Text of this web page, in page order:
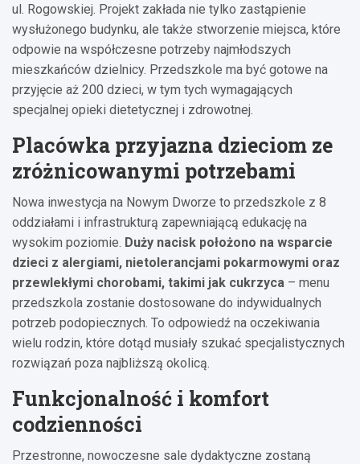
ul. Rogowskiej. Projekt zakłada nie tylko zastąpienie
wysłużonego budynku, ale także stworzenie miejsca, które
odpowie na współczesne potrzeby najmłodszych
mieszkańców dzielnicy. Przedszkole ma być gotowe na
przyjęcie aż 200 dzieci, w tym tych wymagających
specjalnej opieki dietetycznej i zdrowotnej.
Placówka przyjazna dzieciom ze
zróżnicowanymi potrzebami
Nowa inwestycja na Nowym Dworze to przedszkole z 8
oddziałami i infrastrukturą zapewniającą edukację na
wysokim poziomie. Duży nacisk położono na wsparcie
dzieci z alergiami, nietolerancjami pokarmowymi oraz
przewlekłymi chorobami, takimi jak cukrzyca – menu
przedszkola zostanie dostosowane do indywidualnych
potrzeb podopiecznych. To odpowiedź na oczekiwania
wielu rodzin, które dotąd musiały szukać specjalistycznych
rozwiązań poza najbliższą okolicą.
Funkcjonalność i komfort
codzienności
Przestronne, nowoczesne sale dydaktyczne zostaną